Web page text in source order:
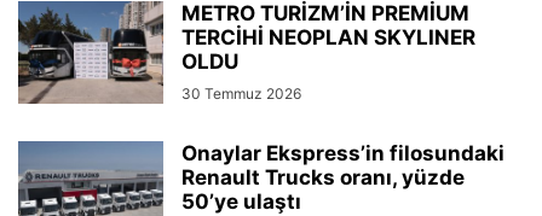
METRO TURİZM’İN PREMİUM
TERCİHİ NEOPLAN SKYLINER
OLDU
30 Temmuz 2026
Onaylar Ekspress’in filosundaki
Renault Trucks oranı, yüzde
50’ye ulaştı